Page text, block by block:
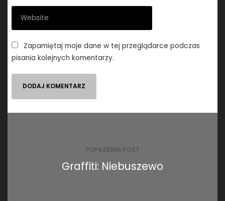
Zapamiętaj moje dane w tej przeglądarce podczas
pisania kolejnych komentarzy.
POPRZEDNI POST
Graffiti: Niebuszewo